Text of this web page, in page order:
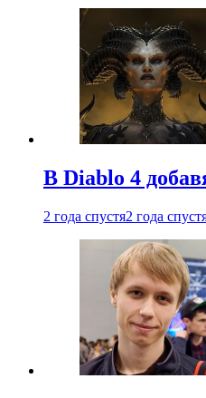
В Diablo 4
2 года спустя2 года